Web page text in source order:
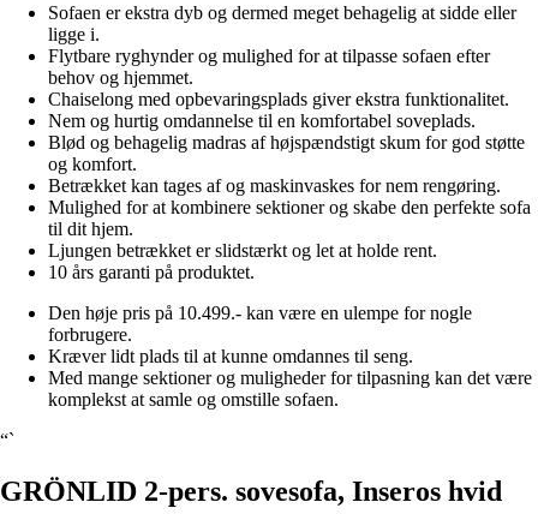
Sofaen er ekstra dyb og dermed meget behagelig at sidde eller
ligge i.
Flytbare ryghynder og mulighed for at tilpasse sofaen efter
behov og hjemmet.
Chaiselong med opbevaringsplads giver ekstra funktionalitet.
Nem og hurtig omdannelse til en komfortabel soveplads.
Blød og behagelig madras af højspændstigt skum for god støtte
og komfort.
Betrækket kan tages af og maskinvaskes for nem rengøring.
Mulighed for at kombinere sektioner og skabe den perfekte sofa
til dit hjem.
Ljungen betrækket er slidstærkt og let at holde rent.
10 års garanti på produktet.
Den høje pris på 10.499.- kan være en ulempe for nogle
forbrugere.
Kræver lidt plads til at kunne omdannes til seng.
Med mange sektioner og muligheder for tilpasning kan det være
komplekst at samle og omstille sofaen.
“`
GRÖNLID 2-pers. sovesofa, Inseros hvid